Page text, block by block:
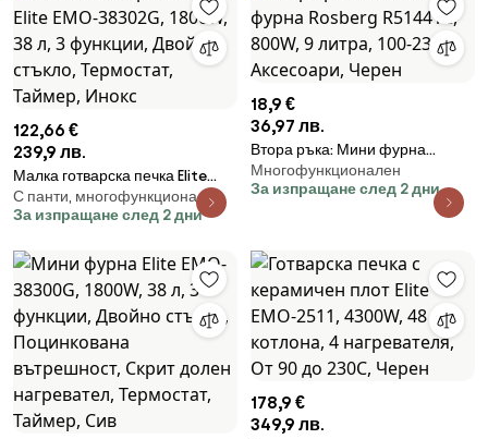
122,66 €
239,9 лв.
Малка готварска печка Elite
EMO-38302G, 1800W, 38 л, 3
функции, Двойно стъкло,
С панти, многофункционален
За изпращане след 2 дни
18,9 €
36,97 лв.
Втора ръка: Мини фурна
Rosberg R51441C, 800W, 9
литра, 100-230C, Аксесоари,
Многофункционален
За изпращане след 2 дни
178,9 €
349,9 лв.